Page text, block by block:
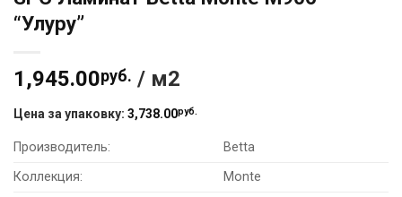
“Улуру”
1,945.00руб. / м2
Цена за упаковку: 3,738.00руб.
Производитель:
Betta
Коллекция:
Monte